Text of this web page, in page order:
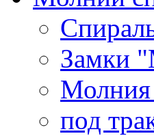
Замки
Молния
под